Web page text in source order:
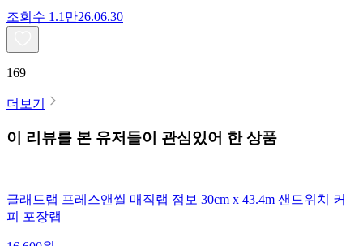
조회수 1.1만26.06.30
169
더보기
이 리뷰를 본 유저들이 관심있어 한 상품
글래드랩 프레스앤씰 매직랩 점보 30cm x 43.4m 샌드위치 커
피 포장랩